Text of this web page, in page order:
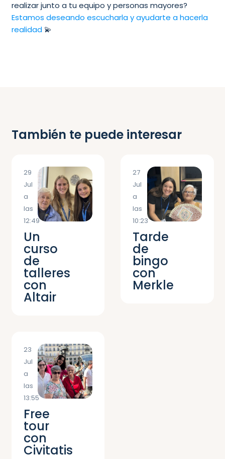
realizar junto a tu equipo y personas mayores?
Estamos deseando escucharla y ayudarte a hacerla
realidad 💫
También te puede interesar
29
Jul
a
las
12:49
Un
curso
de
talleres
con
Altair
27
Jul
a
las
10:23
Tarde
de
bingo
con
Merkle
23
Jul
a
las
13:55
Free
tour
con
Civitatis